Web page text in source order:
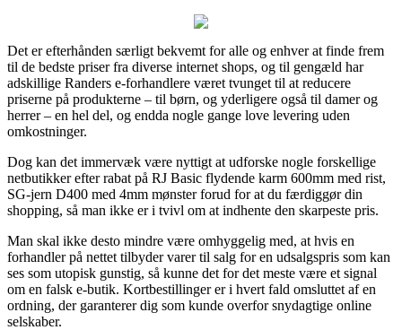
Det er efterhånden særligt bekvemt for alle og enhver at finde frem
til de bedste priser fra diverse internet shops, og til gengæld har
adskillige Randers e-forhandlere været tvunget til at reducere
priserne på produkterne – til børn, og yderligere også til damer og
herrer – en hel del, og endda nogle gange love levering uden
omkostninger.
Dog kan det immervæk være nyttigt at udforske nogle forskellige
netbutikker efter rabat på RJ Basic flydende karm 600mm med rist,
SG-jern D400 med 4mm mønster forud for at du færdiggør din
shopping, så man ikke er i tvivl om at indhente den skarpeste pris.
Man skal ikke desto mindre være omhyggelig med, at hvis en
forhandler på nettet tilbyder varer til salg for en udsalgspris som kan
ses som utopisk gunstig, så kunne det for det meste være et signal
om en falsk e-butik. Kortbestillinger er i hvert fald omsluttet af en
ordning, der garanterer dig som kunde overfor snydagtige online
selskaber.